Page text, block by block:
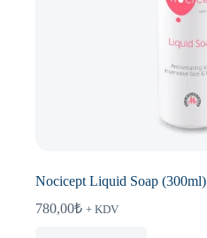
Nocicept Liquid Soap (300ml)
780,00₺ + KDV